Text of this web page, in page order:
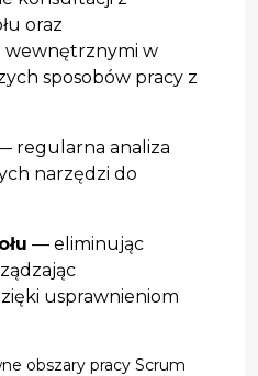
oraz
wewnętrznymi w
sposobów pracy z
regularna analiza
narzędzi do
— eliminując
usprawnieniom
obszary pracy Scrum